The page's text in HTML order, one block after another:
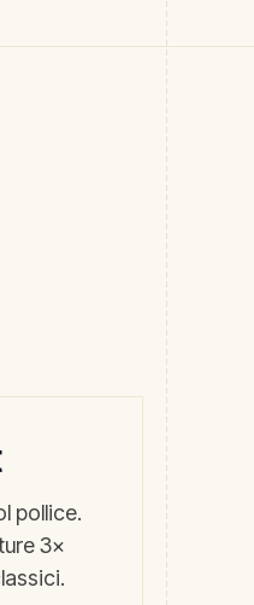
pollice.
3×